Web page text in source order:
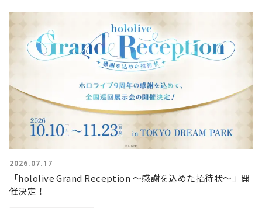
2026.07.17
「hololive Grand Reception ～感謝を込めた招待状～」開
催決定！